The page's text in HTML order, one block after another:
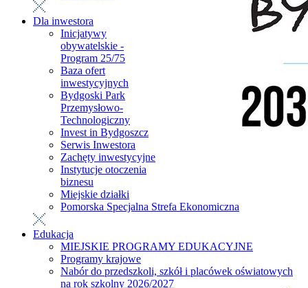
Dla inwestora
Inicjatywy
obywatelskie -
Program 25/75
Baza ofert
inwestycyjnych
Bydgoski Park
Przemysłowo-
Technologiczny
Invest in Bydgoszcz
Serwis Inwestora
Zachęty inwestycyjne
Instytucje otoczenia
biznesu
Miejskie działki
Pomorska Specjalna Strefa Ekonomiczna
Edukacja
MIEJSKIE PROGRAMY EDUKACYJNE
Programy krajowe
Nabór do przedszkoli, szkół i placówek oświatowych
na rok szkolny 2026/2027